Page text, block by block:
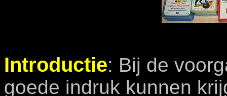
Introductie: Bij de
goede indruk kunnen